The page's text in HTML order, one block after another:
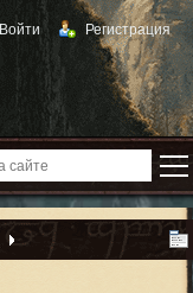
Войти Регистрация